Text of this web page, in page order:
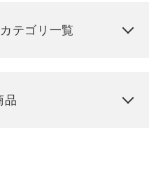
テゴリ一覧
品